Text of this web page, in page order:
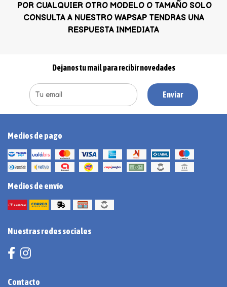
POR CUALQUIER OTRO MODELO O TAMAÑO SOLO
CONSULTA A NUESTRO WAPSAP TENDRAS UNA
RESPUESTA INMEDIATA
Dejanos tu mail para recibir novedades
Enviar
Medios de pago
Medios de envío
Nuestras redes sociales
Contacto